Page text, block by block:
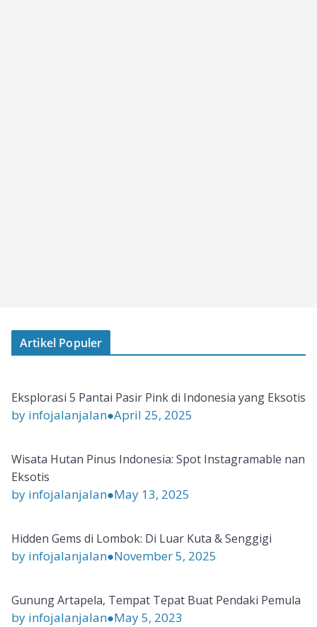
Artikel Populer
Eksplorasi 5 Pantai Pasir Pink di Indonesia yang Eksotis
by infojalanjalan●April 25, 2025
Wisata Hutan Pinus Indonesia: Spot Instagramable nan
Eksotis
by infojalanjalan●May 13, 2025
Hidden Gems di Lombok: Di Luar Kuta & Senggigi
by infojalanjalan●November 5, 2025
Gunung Artapela, Tempat Tepat Buat Pendaki Pemula
by infojalanjalan●May 5, 2023